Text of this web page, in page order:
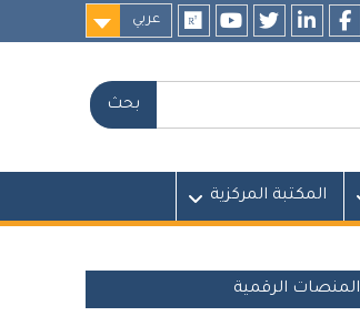
عربي
المكتبة المركزية
المنصات الرقمية